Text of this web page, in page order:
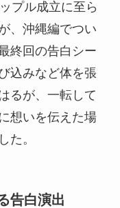
プル成立に至ら
、沖縄編でつい
終回の告白シー
込みなど体を張
るが、一転して
想いを伝えた場
た。
告白演出